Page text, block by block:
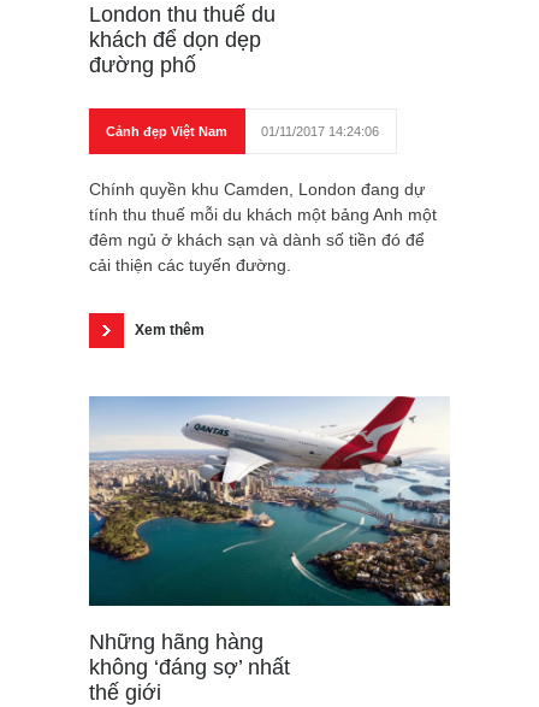
London thu thuế du
khách để dọn dẹp
đường phố
Cảnh đẹp Việt Nam 01/11/2017 14:24:06
Chính quyền khu Camden, London đang dự
tính thu thuế mỗi du khách một bảng Anh một
đêm ngủ ở khách sạn và dành số tiền đó để
cải thiện các tuyến đường.
Xem thêm
Những hãng hàng
không ‘đáng sợ’ nhất
thế giới